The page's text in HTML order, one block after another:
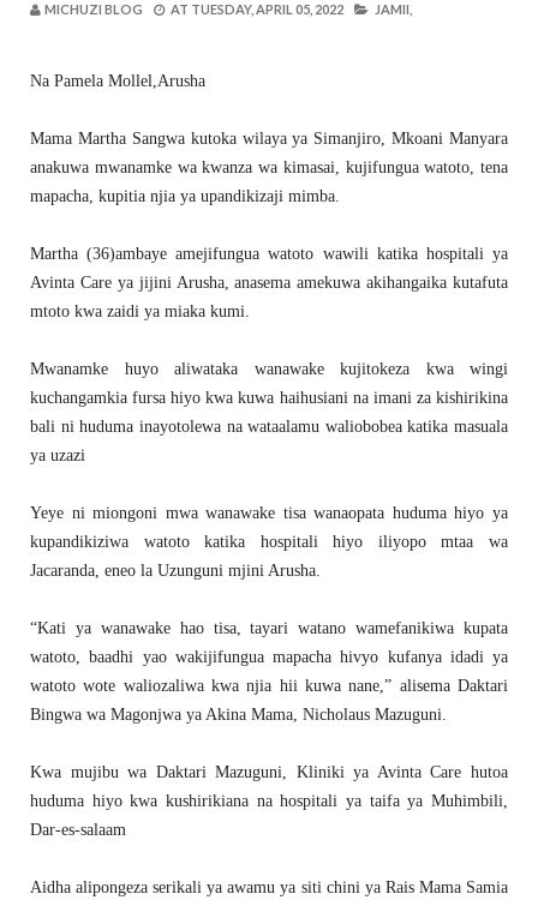
MICHUZI BLOG AT TUESDAY, APRIL 05, 2022 JAMII,
Na Pamela Mollel,Arusha
Mama Martha Sangwa kutoka wilaya ya Simanjiro, Mkoani Manyara
anakuwa mwanamke wa kwanza wa kimasai, kujifungua watoto, tena
mapacha, kupitia njia ya upandikizaji mimba.
Martha (36)ambaye amejifungua watoto wawili katika hospitali ya
Avinta Care ya jijini Arusha, anasema amekuwa akihangaika kutafuta
mtoto kwa zaidi ya miaka kumi.
Mwanamke huyo aliwataka wanawake kujitokeza kwa wingi
kuchangamkia fursa hiyo kwa kuwa haihusiani na imani za kishirikina
bali ni huduma inayotolewa na wataalamu waliobobea katika masuala
ya uzazi
Yeye ni miongoni mwa wanawake tisa wanaopata huduma hiyo ya
kupandikiziwa watoto katika hospitali hiyo iliyopo mtaa wa
Jacaranda, eneo la Uzunguni mjini Arusha.
“Kati ya wanawake hao tisa, tayari watano wamefanikiwa kupata
watoto, baadhi yao wakijifungua mapacha hivyo kufanya idadi ya
watoto wote waliozaliwa kwa njia hii kuwa nane,” alisema Daktari
Bingwa wa Magonjwa ya Akina Mama, Nicholaus Mazuguni.
Kwa mujibu wa Daktari Mazuguni, Kliniki ya Avinta Care hutoa
huduma hiyo kwa kushirikiana na hospitali ya taifa ya Muhimbili,
Dar-es-salaam
Aidha alipongeza serikali ya awamu ya siti chini ya Rais Mama Samia